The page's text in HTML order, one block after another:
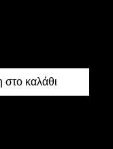
καλάθι